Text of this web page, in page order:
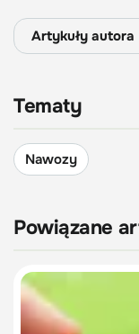
Artykuły autora
Tematy
Nawozy
Powiązane